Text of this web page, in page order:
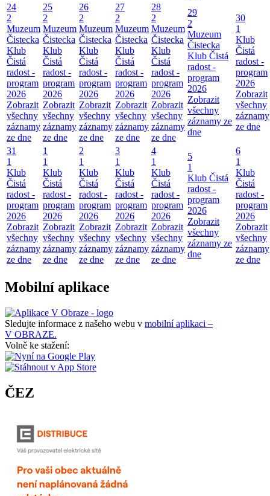
24
2
Muzeum
Čistecka
Klub
Čistá
radost -
program
2026
Zobrazit
všechny
záznamy
ze dne
25
2
Muzeum
Čistecka
Klub
Čistá
radost -
program
2026
Zobrazit
všechny
záznamy
ze dne
26
2
Muzeum
Čistecka
Klub
Čistá
radost -
program
2026
Zobrazit
všechny
záznamy
ze dne
27
2
Muzeum
Čistecka
Klub
Čistá
radost -
program
2026
Zobrazit
všechny
záznamy
ze dne
28
2
Muzeum
Čistecka
Klub
Čistá
radost -
program
2026
Zobrazit
všechny
záznamy
ze dne
29
2
Muzeum
Čistecka
Klub Čistá
radost -
program
2026
Zobrazit
všechny
záznamy ze
dne
30
1
Klub
Čistá
radost -
program
2026
Zobrazit
všechny
záznamy
ze dne
31
1
Klub
Čistá
radost -
program
2026
Zobrazit
všechny
záznamy
ze dne
1
1
Klub
Čistá
radost -
program
2026
Zobrazit
všechny
záznamy
ze dne
2
1
Klub
Čistá
radost -
program
2026
Zobrazit
všechny
záznamy
ze dne
3
1
Klub
Čistá
radost -
program
2026
Zobrazit
všechny
záznamy
ze dne
4
1
Klub
Čistá
radost -
program
2026
Zobrazit
všechny
záznamy
ze dne
5
1
Klub Čistá
radost -
program
2026
Zobrazit
všechny
záznamy ze
dne
6
1
Klub
Čistá
radost -
program
2026
Zobrazit
všechny
záznamy
ze dne
Mobilní aplikace
Sledujte informace z našeho webu v mobilní aplikaci –
V OBRAZE.
Volně ke stažení:
ČEZ